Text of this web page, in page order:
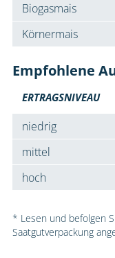
Biogasmais
Körnermais
Empfohlene
ERTRAGSNIVEAU
niedrig
mittel
hoch
* Lesen und befolgen
Saatgutverpackung